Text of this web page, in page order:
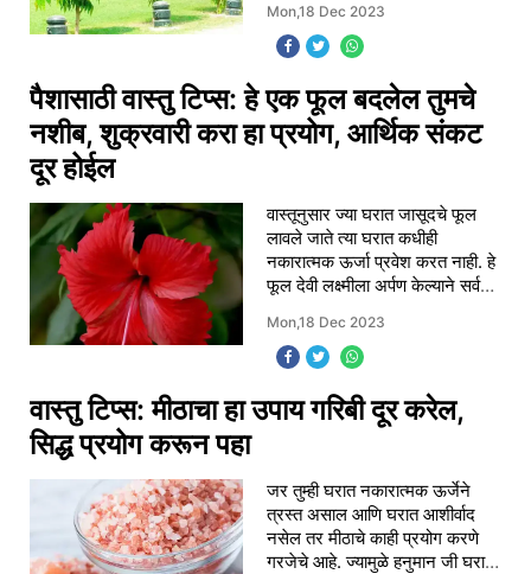
दिशांसोबतच वास्तूमध्ये वृक्ष आणि
Mon,18 Dec 2023
पैशासाठी वास्तु टिप्स: हे एक फूल बदलेल तुमचे
नशीब, शुक्रवारी करा हा प्रयोग, आर्थिक संकट
दूर होईल
वास्तूनुसार ज्या घरात जासूदचे फूल
लावले जाते त्या घरात कधीही
नकारात्मक ऊर्जा प्रवेश करत नाही. हे
फूल देवी लक्ष्मीला अर्पण केल्याने सर्व
पैशासाठी वास्तू टिप्स : व
Mon,18 Dec 2023
वास्तु टिप्स: मीठाचा हा उपाय गरिबी दूर करेल,
सिद्ध प्रयोग करून पहा
जर तुम्ही घरात नकारात्मक ऊर्जेने
त्रस्त असाल आणि घरात आशीर्वाद
नसेल तर मीठाचे काही प्रयोग करणे
गरजेचे आहे. ज्यामुळे हनुमान जी घरावर